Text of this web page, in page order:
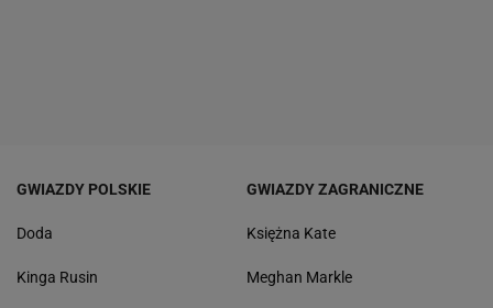
GWIAZDY POLSKIE
Doda
Kinga Rusin
GWIAZDY ZAGRANICZNE
Księżna Kate
Meghan Markle